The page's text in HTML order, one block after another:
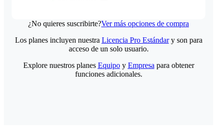
¿No quieres suscribirte?Ver más opciones de compra
Los planes incluyen nuestra Licencia Pro Estándary son para
acceso de un solo usuario.
Explore nuestros planes Equipoy Empresa para obtener
funciones adicionales.